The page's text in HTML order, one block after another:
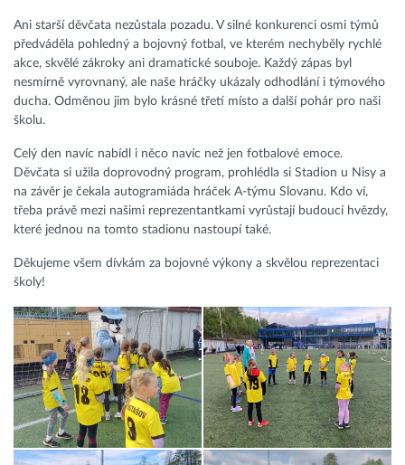
Ani starší děvčata nezůstala pozadu. V silné konkurenci osmi týmů
předváděla pohledný a bojovný fotbal, ve kterém nechyběly rychlé
akce, skvělé zákroky ani dramatické souboje. Každý zápas byl
nesmírně vyrovnaný, ale naše hráčky ukázaly odhodlání i týmového
ducha. Odměnou jim bylo krásné třetí místo a další pohár pro naši
školu.
Celý den navíc nabídl i něco navíc než jen fotbalové emoce.
Děvčata si užila doprovodný program, prohlédla si Stadion u Nisy a
na závěr je čekala autogramiáda hráček A-týmu Slovanu. Kdo ví,
třeba právě mezi našimi reprezentantkami vyrůstají budoucí hvězdy,
které jednou na tomto stadionu nastoupí také.
Děkujeme všem dívkám za bojovné výkony a skvělou reprezentaci
školy!